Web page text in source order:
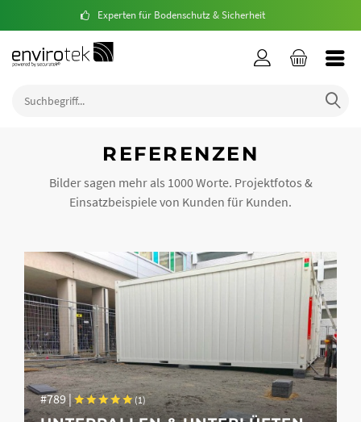
Experten für Bodenschutz & Sicherheit
REFERENZEN
Bilder sagen mehr als 1000 Worte. Projektfotos &
Einsatzbeispiele von Kunden für Kunden.
#789 | (1)